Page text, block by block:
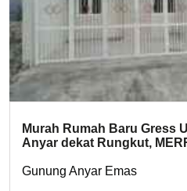
Murah Rumah Baru Gress
Anyar dekat Rungkut,
Gunung Anyar Emas